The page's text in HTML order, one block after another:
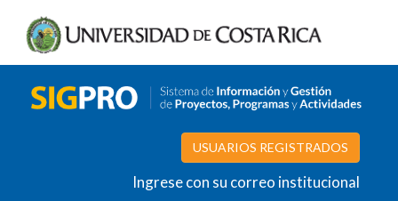
USUARIOS REGISTRADOS
Ingrese con su correo institucional